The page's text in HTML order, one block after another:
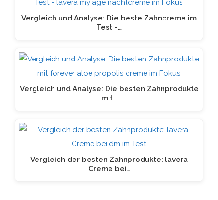
Vergleich und Analyse: Die beste Zahncreme im
Test -…
Vergleich und Analyse: Die besten Zahnprodukte
mit…
Vergleich der besten Zahnprodukte: lavera
Creme bei…